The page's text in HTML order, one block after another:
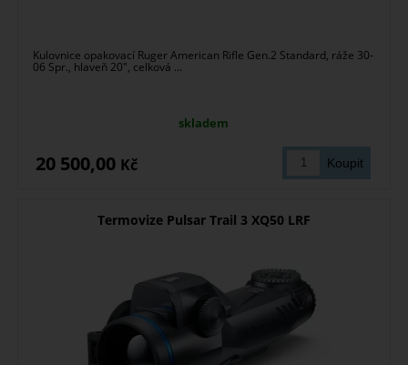
Kulovnice opakovací Ruger American Rifle Gen.2 Standard, ráže 30-
06 Spr., hlaveň 20", celková ...
skladem
20 500,00 Kč
Termovize Pulsar Trail 3 XQ50 LRF